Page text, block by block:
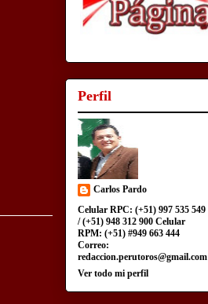
Perfil
Carlos Pardo
Celular RPC: (+51) 997 535 549
/ (+51) 948 312 900 Celular
RPM: (+51) #949 663 444
Correo:
redaccion.perutoros@gmail.com
Ver todo mi perfil